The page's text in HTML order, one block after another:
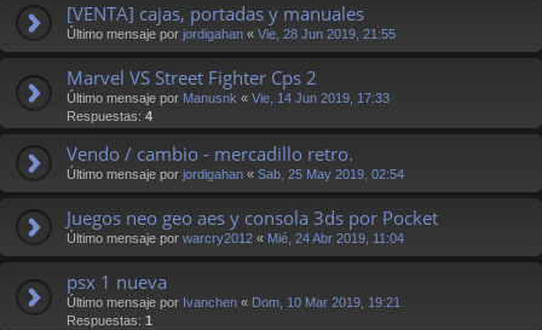
[VENTA] cajas, portadas y manuales
Último mensaje por jordigahan « Vie, 28 Jun 2019, 21:55
Marvel VS Street Fighter Cps 2
Último mensaje por Manusnk « Vie, 14 Jun 2019, 17:33
Respuestas: 4
Vendo / cambio - mercadillo retro.
Último mensaje por jordigahan « Sab, 25 May 2019, 02:54
Juegos neo geo aes y consola 3ds por Pocket
Último mensaje por warcry2012 « Mié, 24 Abr 2019, 11:04
psx 1 nueva
Último mensaje por Ivanchen « Dom, 10 Mar 2019, 19:21
Respuestas: 1